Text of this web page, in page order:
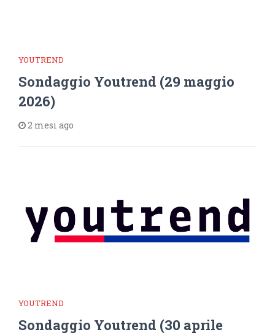
YOUTREND
Sondaggio Youtrend (29 maggio
2026)
2 mesi ago
YOUTREND
Sondaggio Youtrend (30 aprile